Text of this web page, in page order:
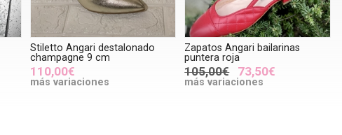
Stiletto Angari destalonado
champagne 9 cm
110,00€
más variaciones
Zapatos Angari bailarinas
puntera roja
105,00€ 73,50€
más variaciones